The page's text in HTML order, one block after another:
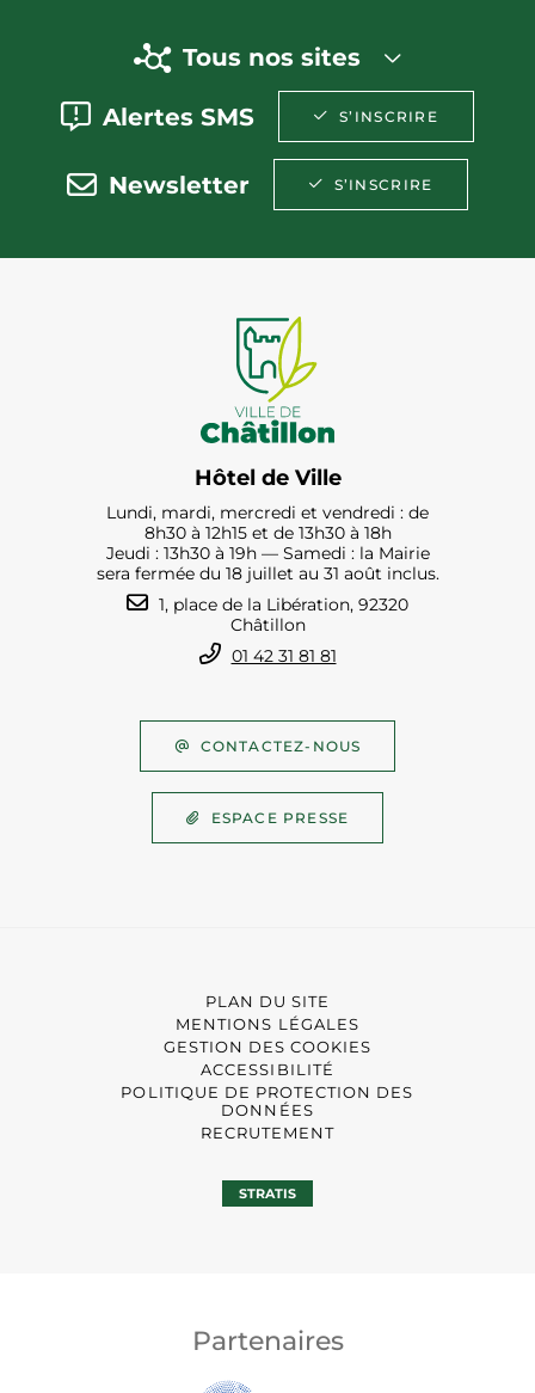
Tous nos sites
Alertes SMS S’INSCRIRE
Newsletter S’INSCRIRE
Hôtel de Ville
Lundi, mardi, mercredi et vendredi : de
8h30 à 12h15 et de 13h30 à 18h
Jeudi : 13h30 à 19h — Samedi : la Mairie
sera fermée du 18 juillet au 31 août inclus.
1, place de la Libération, 92320
Châtillon
01 42 31 81 81
CONTACTEZ-NOUS
ESPACE PRESSE
PLAN DU SITE
MENTIONS LÉGALES
GESTION DES COOKIES
ACCESSIBILITÉ
POLITIQUE DE PROTECTION DES
DONNÉES
RECRUTEMENT
STRATIS
Partenaires